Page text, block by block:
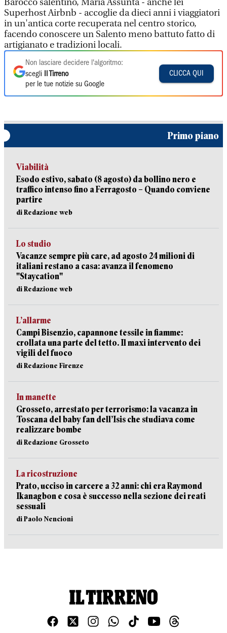
Barocco salentino, Maria Assunta - anche lei
Superhost Airbnb - accoglie da dieci anni i viaggiatori
in un'antica corte recuperata nel centro storico,
facendo conoscere un Salento meno battuto fatto di
artigianato e tradizioni locali.
Non lasciare decidere l'algoritmo:
scegli
Il Tirreno
per le tue notizie su Google
CLICCA QUI
Primo piano
Viabilità
Esodo estivo, sabato (8 agosto) da bollino nero e
traffico intenso fino a Ferragosto – Quando conviene
partire
di Redazione web
Lo studio
Vacanze sempre più care, ad agosto 24 milioni di
italiani restano a casa: avanza il fenomeno
"Staycation"
di Redazione web
L’allarme
Campi Bisenzio, capannone tessile in fiamme:
crollata una parte del tetto. Il maxi intervento dei
vigili del fuoco
di Redazione Firenze
In manette
Grosseto, arrestato per terrorismo: la vacanza in
Toscana del baby fan dell’Isis che studiava come
realizzare bombe
di Redazione Grosseto
La ricostruzione
Prato, ucciso in carcere a 32 anni: chi era Raymond
Ikanagbon e cosa è successo nella sezione dei reati
sessuali
di Paolo Nencioni